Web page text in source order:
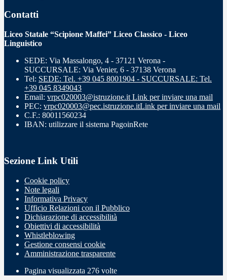
Contatti
Liceo Statale “Scipione Maffei” Liceo Classico - Liceo
Linguistico
SEDE: Via Massalongo, 4 - 37121 Verona -
SUCCURSALE: Via Venier, 6 - 37138 Verona
Tel: SEDE: Tel. +39 045 8001904 - SUCCURSALE: Tel.
+39 045 8349043
Email: vrpc020003@istruzione.it Link per inviare una mail
PEC: vrpc020003@pec.istruzione.itLink per inviare una mail
C.F.: 80011560234
IBAN: utilizzare il sistema PagoinRete
Sezione Link Utili
Cookie policy
Note legali
Informativa Privacy
Ufficio Relazioni con il Pubblico
Dichiarazione di accessibilità
Obiettivi di accessibilità
Whistleblowing
Gestione consensi cookie
Amministrazione trasparente
Pagina visualizzata 276 volte